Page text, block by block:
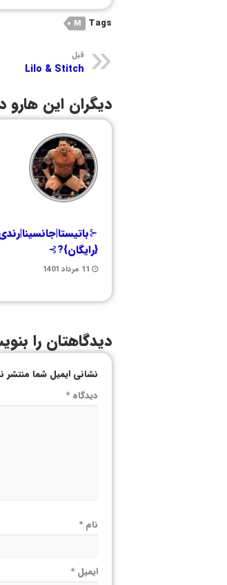
Tags
M
قبل
Lilo & Stitch
دیگران این هارو
{رایگان}?⊱
11 مرداد 1401
دیدگاهتان را
نشانی ایمیل شما منتشر
دیدگاه*
نام*
ایمیل*